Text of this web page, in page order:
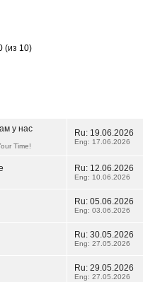
(из 10)
у нас
Time!
Ru: 19.06.2026
Eng: 17.06.2026
Ru: 12.06.2026
Eng: 10.06.2026
Ru: 05.06.2026
Eng: 03.06.2026
Ru: 30.05.2026
Eng: 27.05.2026
Ru: 29.05.2026
Eng: 27.05.2026